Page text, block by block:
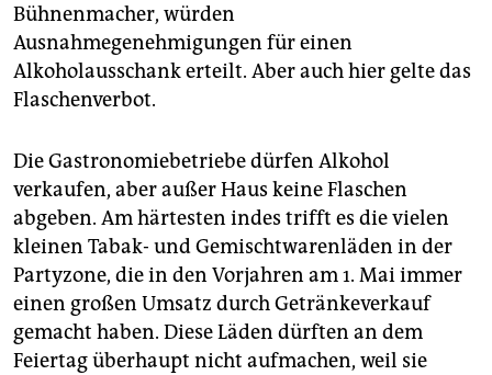
Bühnenmacher, würden
Ausnahmegenehmigungen für einen
Alkoholausschank erteilt. Aber auch hier gelte das
Flaschenverbot.
Die Gastronomiebetriebe dürfen Alkohol
verkaufen, aber außer Haus keine Flaschen
abgeben. Am härtesten indes trifft es die vielen
kleinen Tabak- und Gemischtwarenläden in der
Partyzone, die in den Vorjahren am 1. Mai immer
einen großen Umsatz durch Getränkeverkauf
gemacht haben. Diese Läden dürften an dem
Feiertag überhaupt nicht aufmachen, weil sie